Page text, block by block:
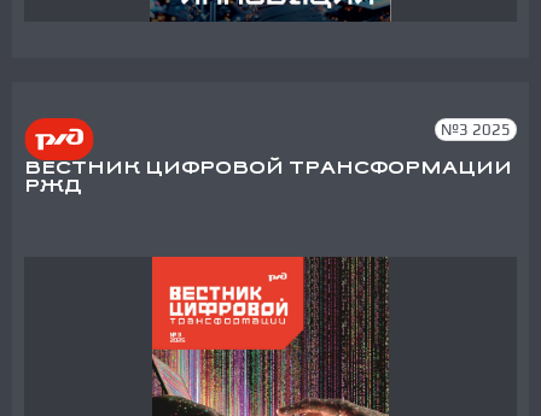
№3 2025
ВЕСТНИК ЦИФРОВОЙ ТРАНСФОРМАЦИИ
РЖД